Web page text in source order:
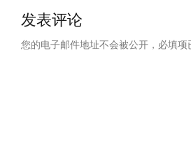
发表评论
您的电子邮件地址不会被公开， 必填项